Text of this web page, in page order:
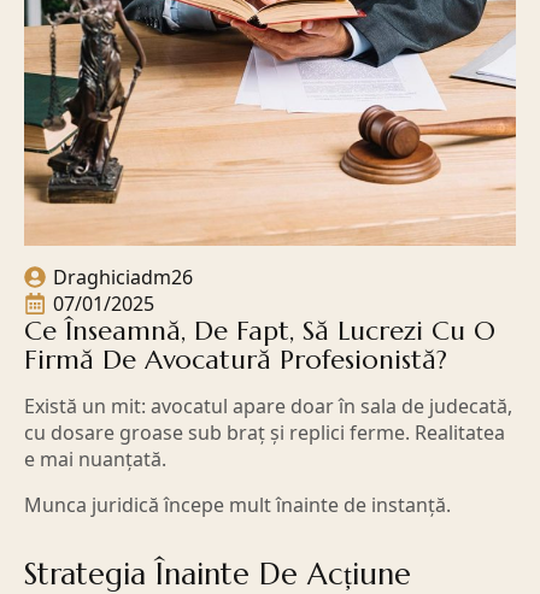
Draghiciadm26
07/01/2025
Ce Înseamnă, De Fapt, Să Lucrezi Cu O
Firmă De Avocatură Profesionistă?
Există un mit: avocatul apare doar în sala de judecată,
cu dosare groase sub braț și replici ferme. Realitatea
e mai nuanțată.
Munca juridică începe mult înainte de instanță.
Strategia Înainte De Acțiune